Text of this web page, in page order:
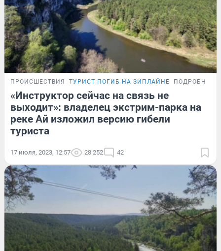
ПРОИСШЕСТВИЯ ТУРИСТ ПОГИБ НА ЗИПЛАЙНЕ
«Инструктор сейчас на связь не
выходит»: владелец экстрим-парка на
реке Ай изложил версию гибели
туриста
17 июля, 2023, 12:57 28 252 42